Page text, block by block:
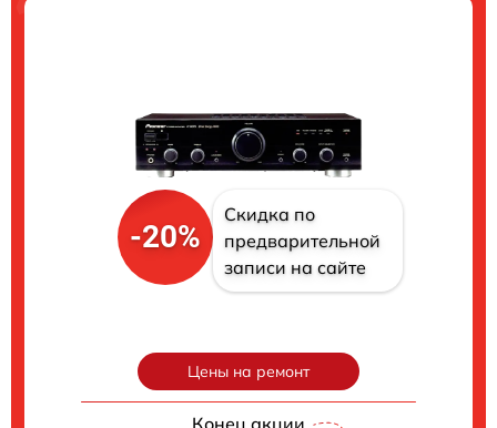
-20%
Скидка по
предварительной
записи на сайте
Цены на ремонт